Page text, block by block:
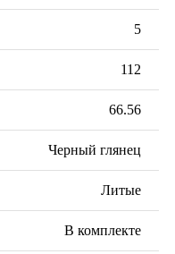
5
112
66.56
Черный глянец
Литые
В комплекте